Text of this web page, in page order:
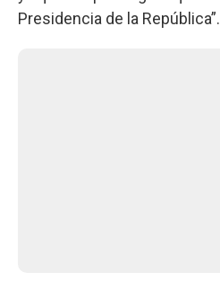
Presidencia de la República”.